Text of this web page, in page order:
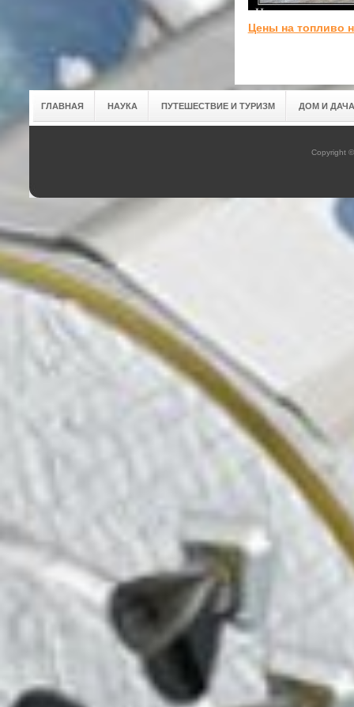
Цены на топливо
ГЛАВНАЯ НАУКА ПУТЕШЕСТВИЕ И ТУРИЗМ ДОМ И ДАЧА
Copyright